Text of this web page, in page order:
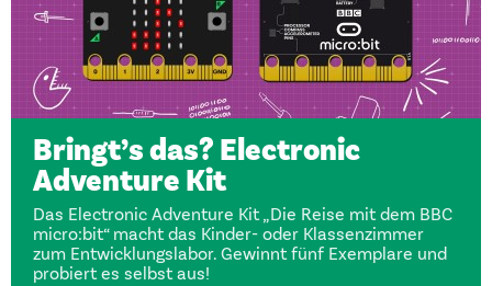
Bringt’s das? Electronic
Adventure Kit
Das Electronic Adventure Kit „Die Reise mit dem BBC
micro:bit“ macht das Kinder- oder Klassenzimmer
zum Entwicklungslabor. Gewinnt fünf Exemplare und
probiert es selbst aus!